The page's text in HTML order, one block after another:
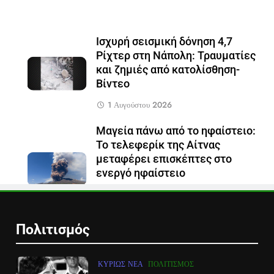
Ισχυρή σεισμική δόνηση 4,7
Ρίχτερ στη Νάπολη: Τραυματίες
και ζημιές από κατολίσθηση-
Βίντεο
1 Αυγούστου 2026
Μαγεία πάνω από το ηφαίστειο:
Το τελεφερίκ της Αίτνας
μεταφέρει επισκέπτες στο
ενεργό ηφαίστειο
29 Ιουλίου 2026
Πολιτισμός
ΚΥΡΊΩΣ ΝΈΑ ΠΟΛΙΤΙΣΜΌΣ